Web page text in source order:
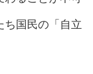
ち国民の「自立